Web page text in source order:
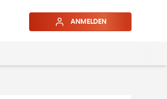
ANMELDEN